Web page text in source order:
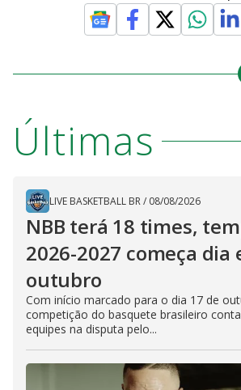
Últimas
LIVE BASKETBALL BR/ 08/08/2026
NBB terá 18 times,
2026-2027 começa dia
outubro
Com início marcado para o dia 17 de
competição do basquete brasileiro
equipes na disputa pelo...